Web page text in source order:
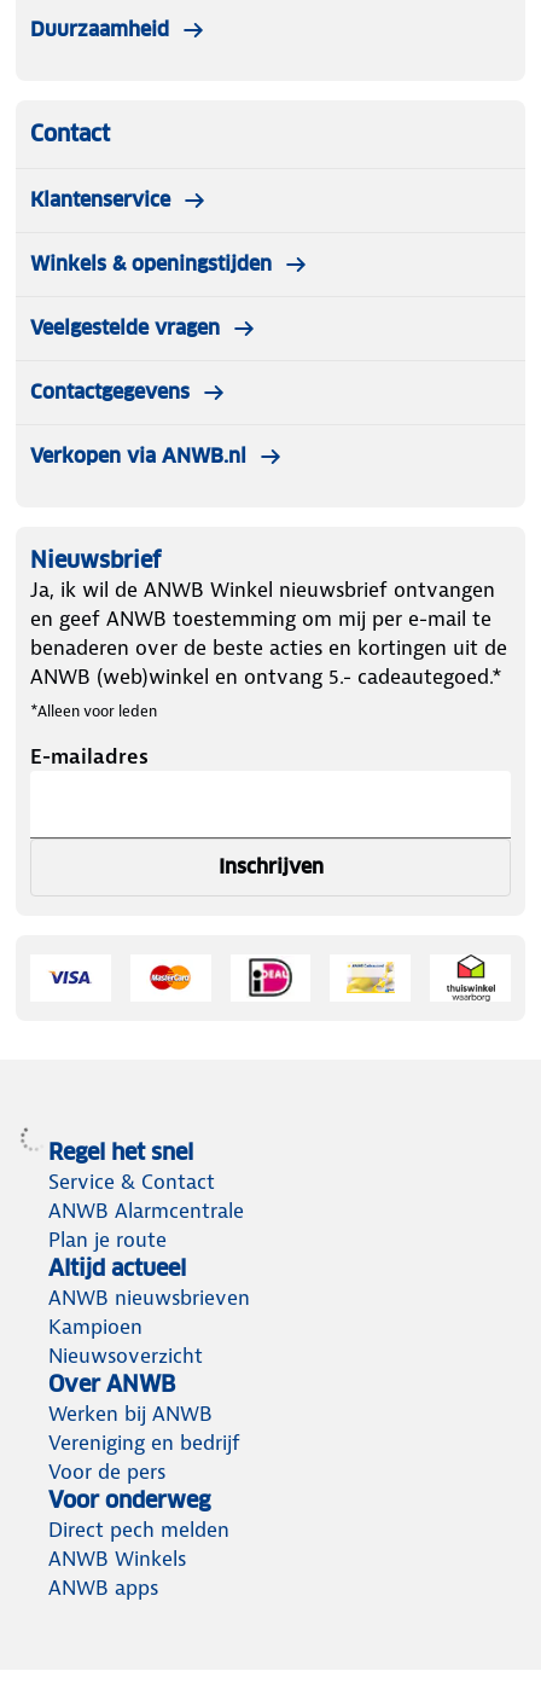
Duurzaamheid
Contact
Klantenservice
Winkels & openingstijden
Veelgestelde vragen
Contactgegevens
Verkopen via ANWB.nl
Nieuwsbrief
Ja, ik wil de ANWB Winkel nieuwsbrief ontvangen
en geef ANWB toestemming om mij per e-mail te
benaderen over de beste acties en kortingen uit de
ANWB (web)winkel en ontvang 5.- cadeautegoed.*
*Alleen voor leden
E-mailadres
Inschrijven
Regel het snel
Service & Contact
ANWB Alarmcentrale
Plan je route
Altijd actueel
ANWB nieuwsbrieven
Kampioen
Nieuwsoverzicht
Over ANWB
Werken bij ANWB
Vereniging en bedrijf
Voor de pers
Voor onderweg
Direct pech melden
ANWB Winkels
ANWB apps